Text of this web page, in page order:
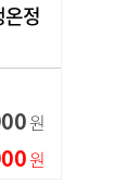
정
원
원